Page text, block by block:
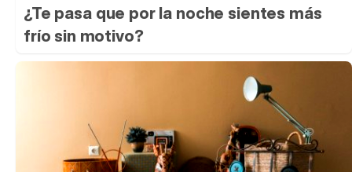
¿Te pasa que por la noche sientes más
frío sin motivo?